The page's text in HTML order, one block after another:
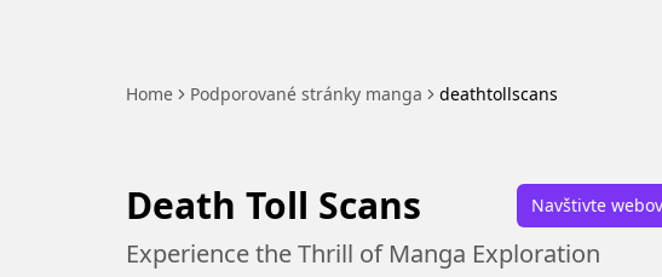
Home Podporované stránky manga deathtollscans
Death Toll Scans Navštivte
Experience the Thrill of Manga Exploration